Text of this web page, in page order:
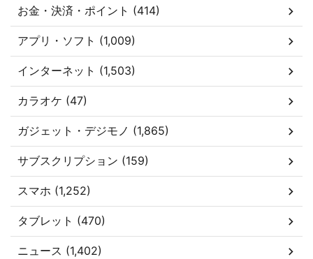
お金・決済・ポイント (414)
アプリ・ソフト (1,009)
インターネット (1,503)
カラオケ (47)
ガジェット・デジモノ (1,865)
サブスクリプション (159)
スマホ (1,252)
タブレット (470)
ニュース (1,402)